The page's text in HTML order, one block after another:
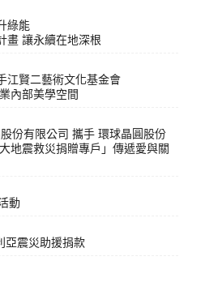
綠能
畫 讓永續在地深根
江賢二藝術文化基金會
內部美學空間
份有限公司 攜手 環球晶圓股份
地震救災捐贈專戶」傳遞愛與關
動
亞震災助援捐款